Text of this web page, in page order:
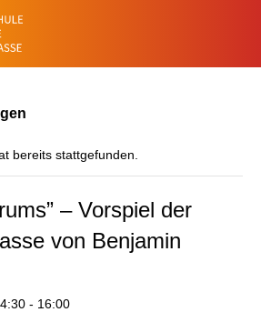
bereits stattgefunden.
– Vorspiel der
von Benjamin
- 16:00